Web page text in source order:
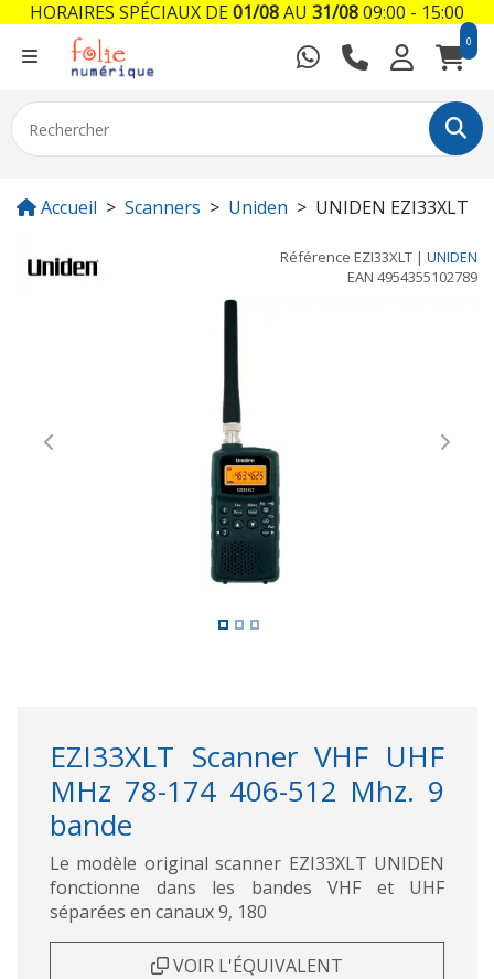
0
Accueil Scanners Uniden UNIDEN EZI33XLT
Référence EZI33XLT | UNIDEN
EAN 4954355102789
Previous Next
EZI33XLT Scanner VHF UHF
MHz 78-174 406-512 Mhz. 9
bande
Le modèle original scanner EZI33XLT UNIDEN
fonctionne dans les bandes VHF et UHF
séparées en canaux 9, 180
VOIR L'ÉQUIVALENT
HORAIRES SPÉCIAUX DE01/08AU 31/0809:00 - 15:00